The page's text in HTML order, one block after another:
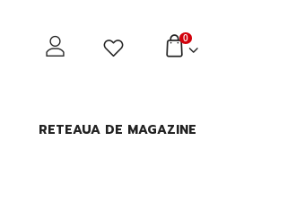
0
RETEAUA DE MAGAZINE